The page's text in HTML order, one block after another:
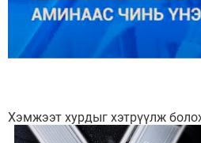
Хэмжээт хурдыг хэтрүүлж